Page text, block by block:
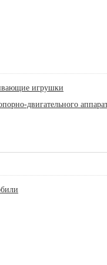
игрушки
двигательного